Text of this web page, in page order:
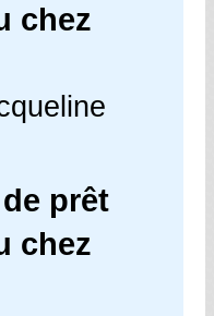
chez
prêt
chez